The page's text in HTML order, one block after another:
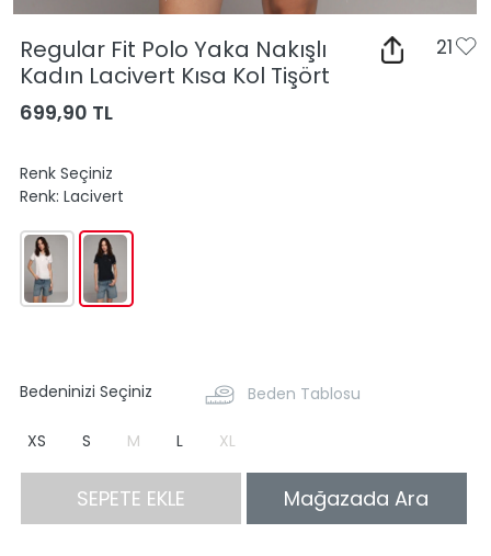
Regular Fit Polo Yaka Nakışlı
Kadın Lacivert Kısa Kol Tişört
21
699,90 TL
Renk Seçiniz
Renk: Lacivert
Bedeninizi Seçiniz Beden Tablosu
XS S M L XL
SEPETE EKLE Mağazada Ara